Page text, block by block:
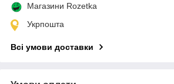
Магазини Rozetka
Укрпошта
Всі умови доставки